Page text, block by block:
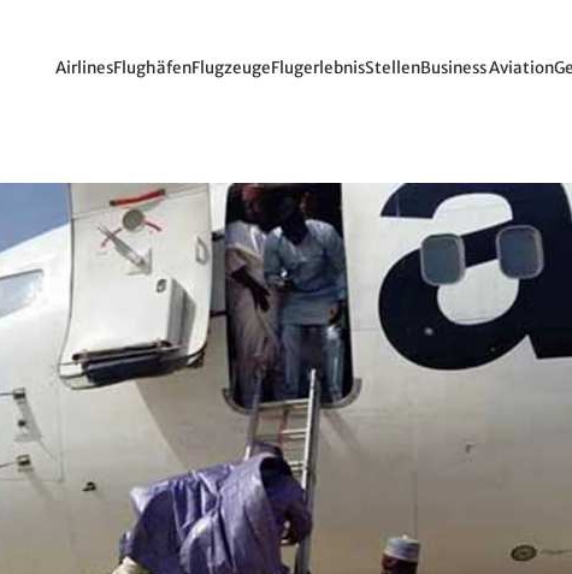
AirlinesFlughäfenFlugzeugeFlugerlebnisStellenBusiness Aviation